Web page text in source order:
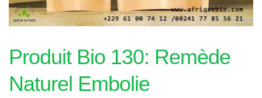
Produit Bio 130: Remède
Naturel Embolie